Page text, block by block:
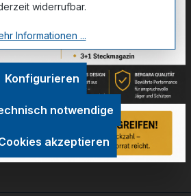
widerrufbar.
Informationen ...
notwendige
Konfigurieren
akzeptieren